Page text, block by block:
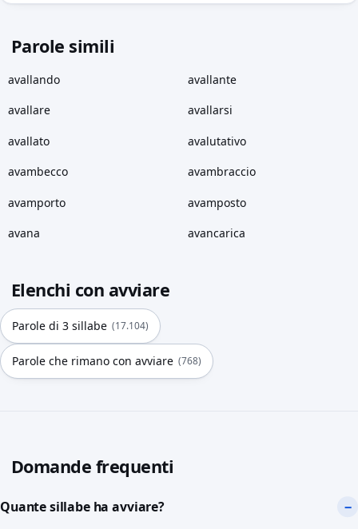
Parole simili
avallando avallante
avallare avallarsi
avallato avalutativo
avambecco avambraccio
avamporto avamposto
avana avancarica
Elenchi con avviare
Parole di 3 sillabe (17.104)
Parole che rimano con avviare (768)
Domande frequenti
Quante sillabe ha avviare?